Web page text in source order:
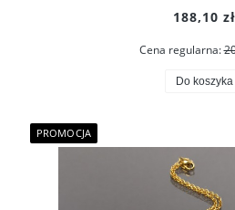
188,10 zł
Cena regularna:
Do koszyka
PROMOCJA